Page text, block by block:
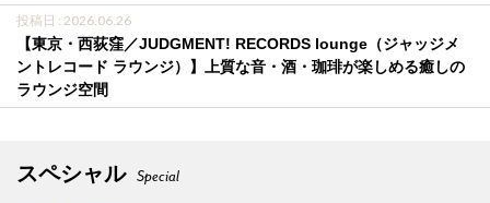
投稿日 : 2026.06.26
【東京・西荻窪／JUDGMENT! RECORDS lounge（ジャッジメ
ントレコード ラウンジ）】上質な音・酒・珈琲が楽しめる癒しの
ラウンジ空間
スペシャル Special